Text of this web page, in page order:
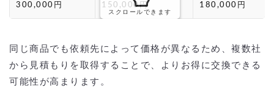
300,000円 150,000円 180,000円
スクロールできます
同じ商品でも依頼先によって価格が異なるため、複数社
から見積もりを取得することで、よりお得に交換できる
可能性が高まります。